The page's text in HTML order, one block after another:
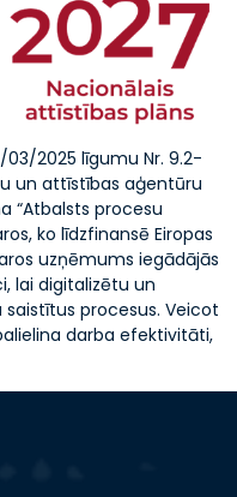
03/2025 līgumu Nr. 9.2-
un attīstības aģentūru
“Atbalsts procesu
ko līdzfinansē Eiropas
uzņēmums iegādājās
lai digitalizētu un
procesus. Veicot
darba efektivitāti,